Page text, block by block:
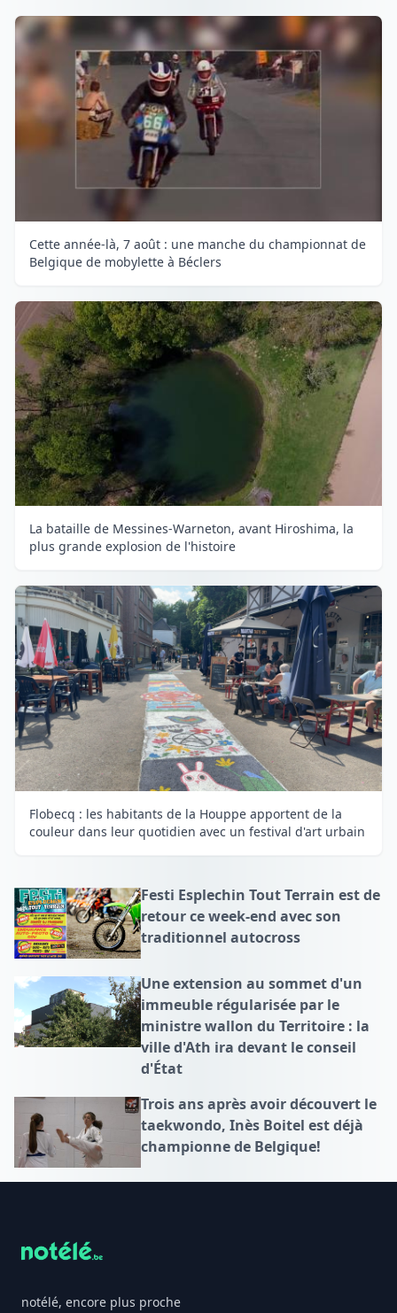
Cette année-là, 7 août : une manche du championnat de
Belgique de mobylette à Béclers
La bataille de Messines-Warneton, avant Hiroshima, la
plus grande explosion de l'histoire
Flobecq : les habitants de la Houppe apportent de la
couleur dans leur quotidien avec un festival d'art urbain
Festi Esplechin Tout Terrain est de
retour ce week-end avec son
traditionnel autocross
Une extension au sommet d'un
immeuble régularisée par le
ministre wallon du Territoire : la
ville d'Ath ira devant le conseil
d'État
Trois ans après avoir découvert le
taekwondo, Inès Boitel est déjà
championne de Belgique!
notélé, encore plus proche